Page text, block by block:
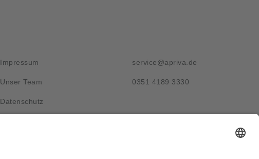
Impressum
Unser Team
Datenschutz
service@apriva.de
0351 4189 3330